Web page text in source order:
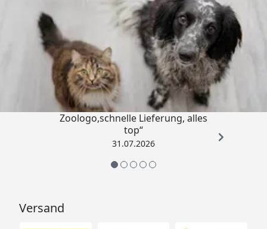
Trusted Shops
4,73/ 5
„Gute Erfahrung mit
Zoologo,schnelle Lieferung, alles
top“
31.07.2026
Versand